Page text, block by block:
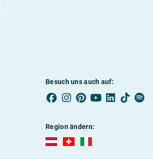
Besuch uns auch auf:
Region ändern:
AUBI-plus Österreich (deutsch)